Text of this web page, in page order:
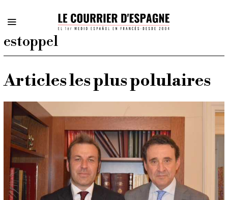
estoppel
Articles les plus polulaires